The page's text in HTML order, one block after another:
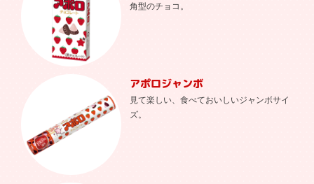
角型のチョコ。
アポロジャンボ
見て楽しい、食べておいしいジャンボサイ
ズ。